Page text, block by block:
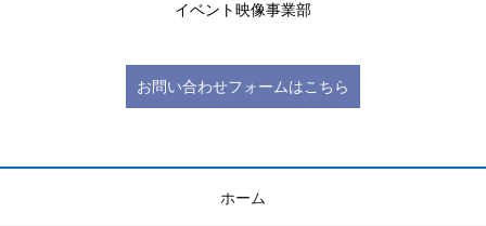
イベント映像事業部
お問い合わせフォームはこちら
ホーム